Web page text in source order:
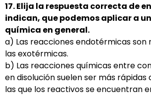
17. Elija la respuesta correcta de
indican, que podemos aplicar a
química en general.
a) Las reacciones endotérmicas son
las exotérmicas.
b) Las reacciones químicas entre
en disolución suelen ser más rápidas
las que los reactivos se encuentran